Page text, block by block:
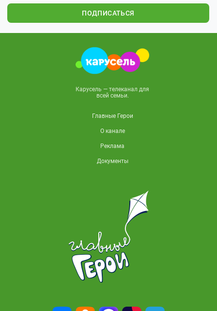
ПОДПИСАТЬСЯ
Карусель — телеканал для
всей семьи.
Главные Герои
О канале
Реклама
Документы